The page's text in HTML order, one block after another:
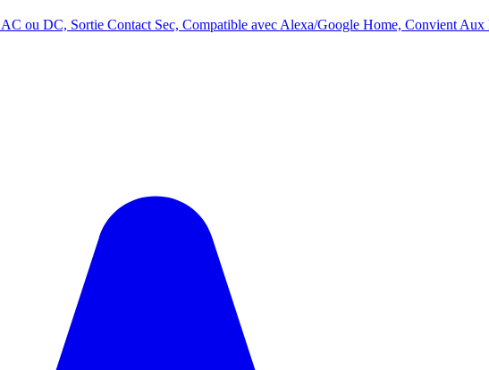
ou DC, Sortie Contact Sec, Compatible avec Alexa/Google Home, Convient Aux